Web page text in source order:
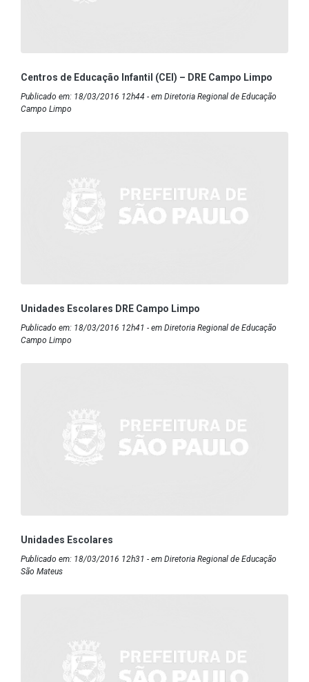
Centros de Educação Infantil (CEI) – DRE Campo Limpo
Publicado em: 18/03/2016 12h44 - em Diretoria Regional de Educação
Campo Limpo
Unidades Escolares DRE Campo Limpo
Publicado em: 18/03/2016 12h41 - em Diretoria Regional de Educação
Campo Limpo
Unidades Escolares
Publicado em: 18/03/2016 12h31 - em Diretoria Regional de Educação
São Mateus